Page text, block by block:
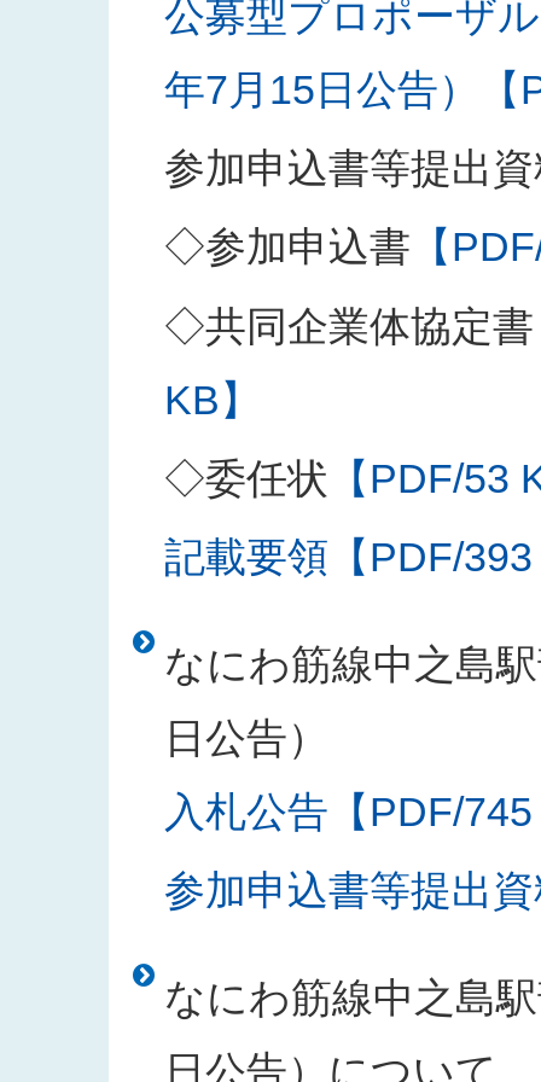
公募型プロポーザ
年7月15日公告）【
参加申込書等提出
◇参加申込書 【
◇共同企業体協定書
KB】
◇委任状 【PDF/53
記載要領【PDF/
なにわ筋線中之島
日公告）
入札公告【PDF/
参加申込書等提出
なにわ筋線中之島
日公告）について